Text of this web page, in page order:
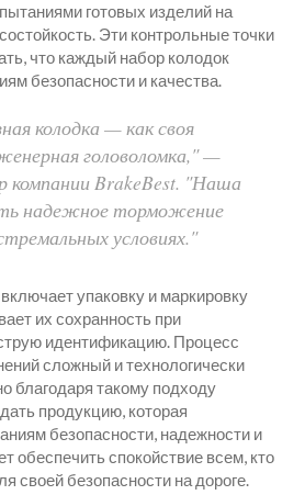
готовых изделий на
Эти контрольные точки
что каждый набор колодок
безопасности и качества.
колодка — как своя
головоломка," —
компании BrakeBest. "Наша
надежное торможение
условиях."
упаковку и маркировку
их сохранность при
идентификацию. Процесс
сложный и технологически
благодаря такому подходу
продукцию, которая
безопасности, надежности и
обеспечить спокойствие всем, кто
своей безопасности на дороге.